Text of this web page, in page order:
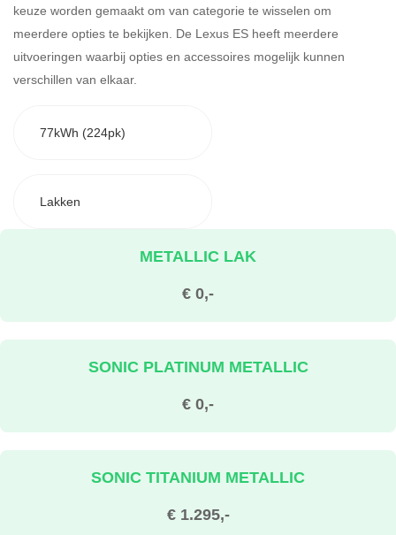
keuze worden gemaakt om van categorie te wisselen om
meerdere opties te bekijken. De Lexus ES heeft meerdere
uitvoeringen waarbij opties en accessoires mogelijk kunnen
verschillen van elkaar.
77kWh (224pk)
Lakken
€ 0,-
METALLIC LAK
€ 0,-
SONIC PLATINUM METALLIC
€ 1.295,-
SONIC TITANIUM METALLIC